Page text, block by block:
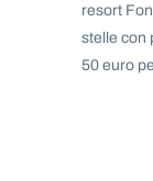
resort
stelle con
50 euro